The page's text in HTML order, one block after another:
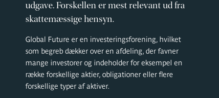
udgave. Forskellen er mest relevant ud fra
skattemæssige hensyn.
Global Future er en investeringsforening, hvilket
som begreb dækker over en afdeling, der favner
mange investorer og indeholder for eksempel en
række forskellige aktier, obligationer eller flere
forskellige typer af aktiver.